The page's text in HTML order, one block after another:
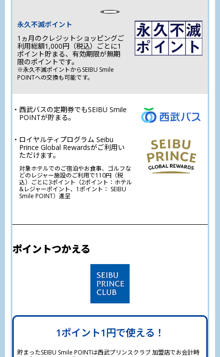
Smoozのトップページの「メニュー」→「購入
履歴・ネット購入券を表示」
5ポイント進呈
スマイルリンク登録済の方を対象に、
カード セゾンゴールドでPASMOオートチ
ャージサービスをご利用いただくと1,000
円につきSEIBU Smile POINTを5ポイント
を進呈いたします。
※駅の券売機等やPASMOアプリから手動でチャージ
永久不滅ポイント
1ヵ月のクレジットショッピングご
利用総額1,000円（税込）ごとに1
ポイント貯まる、有効期限が無期
限のポイントです。
※永久不滅ポイントからSEIBU Smile
POINTへの交換も可能です。
西武バスの定期券でもSEIBU Smile
POINTが貯まる。
ロイヤルティプログラム Seibu
Prince Global Rewardsがご利用い
ただけます。
対象ホテルでのご宿泊やお食事、ゴルフな
どのレジャー施設のご利用で110円（税
込）ごとに3ポイント（2ポイント：ホテル
&レジャーポイント、1ポイント： SEIBU
Smile POINT）進呈
ポイントつかえる
1ポイント1円で使える！
貯まったSEIBU Smile POINTは西武プリンスクラブ 加盟店でお会計時